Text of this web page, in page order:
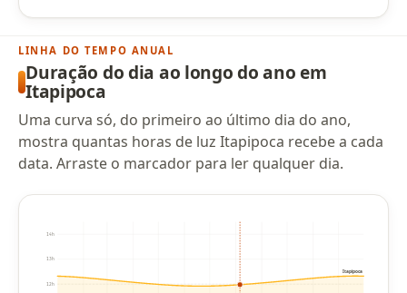
LINHA DO TEMPO ANUAL
Duração do dia ao longo do ano em
Itapipoca
Uma curva só, do primeiro ao último dia do ano,
mostra quantas horas de luz Itapipoca recebe a cada
data. Arraste o marcador para ler qualquer dia.
12h
13h
14h
Itapipoca